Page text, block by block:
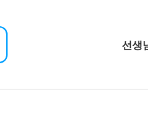
선생